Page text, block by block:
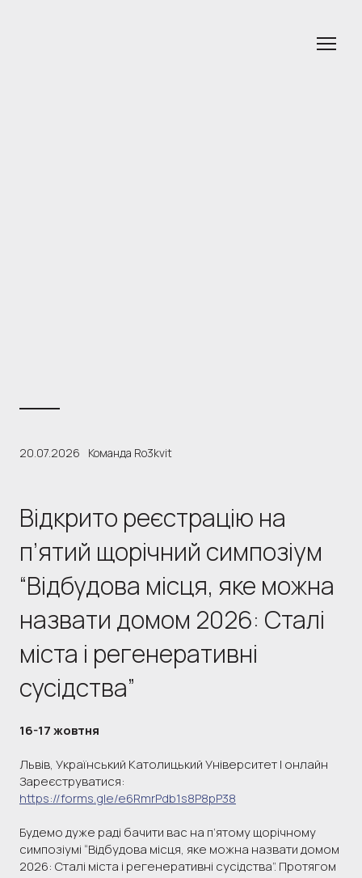
20.07.2026 Команда Ro3kvit
Відкрито реєстрацію на
п’ятий щорічний симпозіум
“Відбудова місця, яке можна
назвати домом 2026: Сталі
міста і регенеративні
сусідства”
16-17 жовтня
Львів, Український Католицький Університет | онлайн
Зареєструватися:
https://forms.gle/e6RmrPdb1s8P8pP38
Будемо дуже раді бачити вас на п’ятому щорічному
симпозіумі “Відбудова місця, яке можна назвати домом
2026: Сталі міста і регенеративні сусідства”. Протягом